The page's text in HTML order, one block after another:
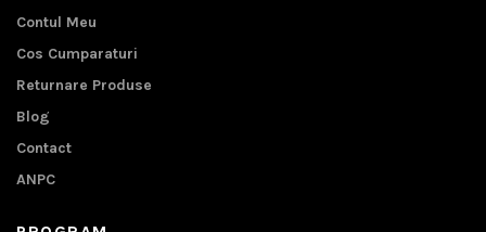
Contul Meu
Cos Cumparaturi
Returnare Produse
Blog
Contact
ANPC